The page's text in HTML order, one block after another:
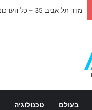
מבזק חדשות: גלעד ארדן
בעולם טכנולוגיה